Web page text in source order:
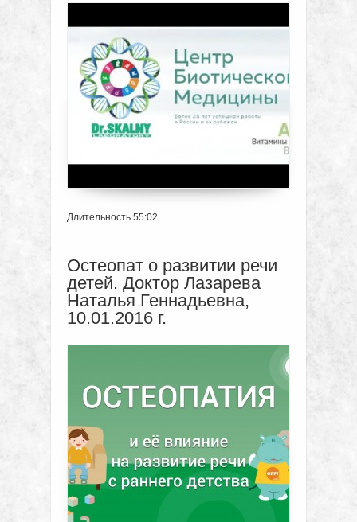
Длительность 55:02
Остеопат о развитии речи
детей. Доктор Лазарева
Наталья Геннадьевна,
10.01.2016 г.